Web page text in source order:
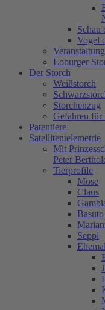
Schau
Vogel
Loburger
Der Storch
Weißstorch
Storchenzug
Gefahren für
Patentiere
Satellitentelemetrie
Mit
Peter
Tierprofile
Mose
Claus
Basuto
Seppl